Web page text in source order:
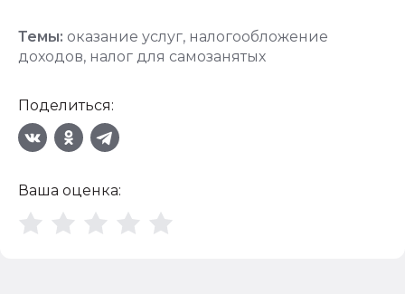
Темы: оказание услуг, налогообложение
доходов, налог для самозанятых
Поделиться:
Ваша оценка: